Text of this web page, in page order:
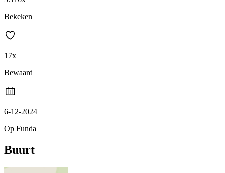
Bekeken
17x
Bewaard
6-12-2024
Op Funda
Buurt